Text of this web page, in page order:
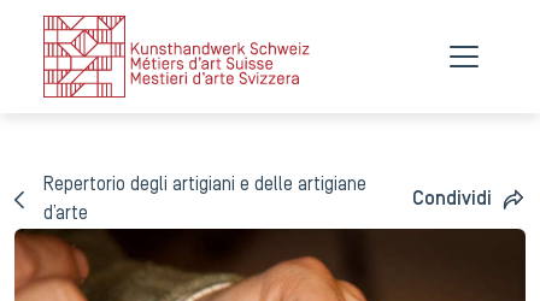
Repertorio degli artigiani e delle artigiane
d’arte
Condividi